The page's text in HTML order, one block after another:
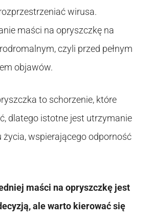
wirusa.
maści na opryszczkę na
czyli przed pełnym
objawów.
to schorzenie, które
dlatego istotne jest utrzymanie
życia, wspierającego odporność
maści na opryszczkę jest
ale warto kierować się